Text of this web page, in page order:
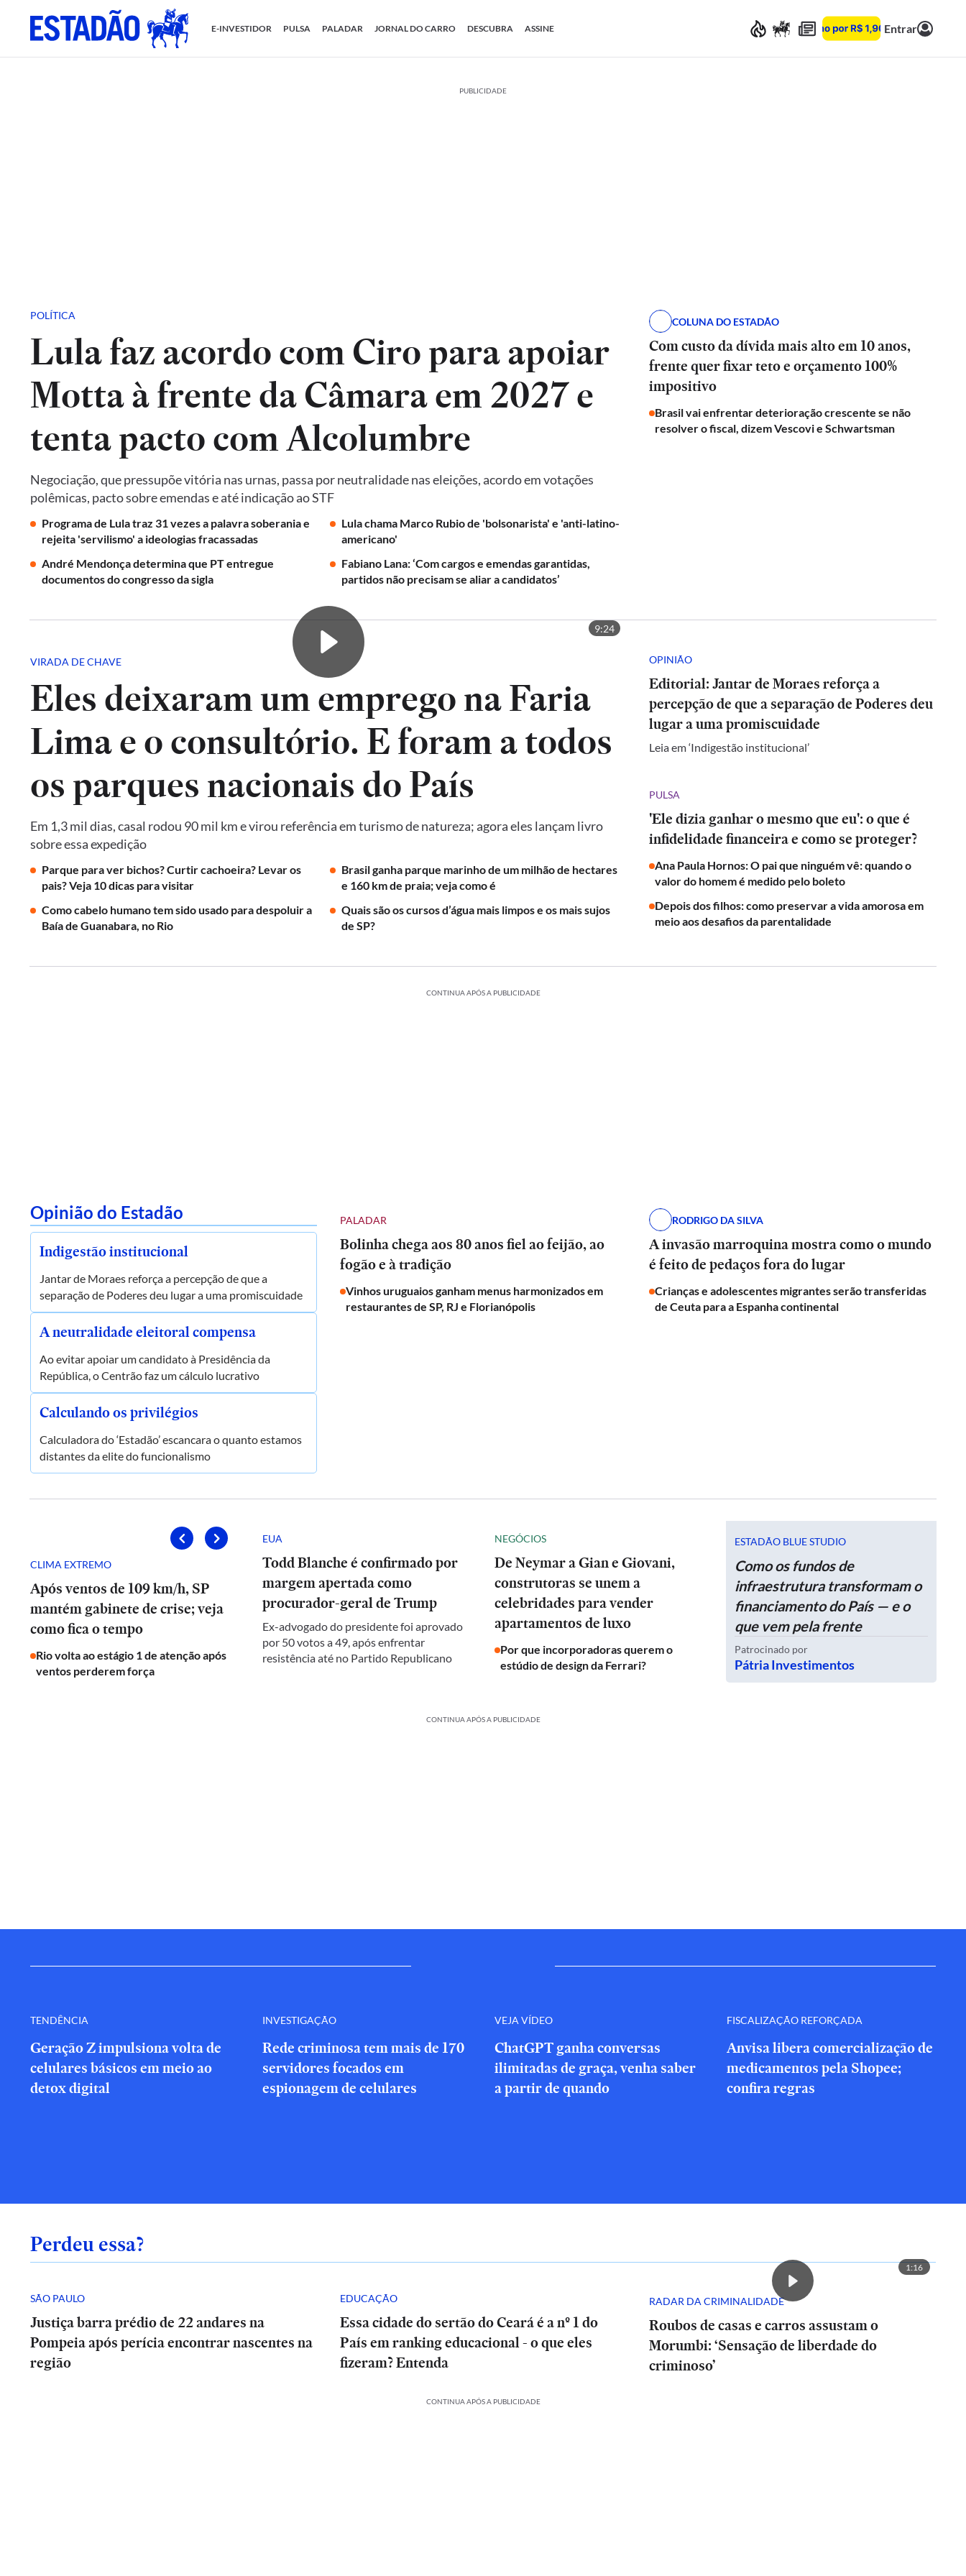
E-INVESTIDOR PULSA PALADAR JORNAL DO CARRO DESCUBRA ASSINE Entrar
PUBLICIDADE
POLÍTICA
Lula faz acordo com Ciro para apoiar
Motta à frente da Câmara em 2027 e
tenta pacto com Alcolumbre
Negociação, que pressupõe vitória nas urnas, passa por neutralidade nas eleições, acordo em votações
polêmicas, pacto sobre emendas e até indicação ao STF
Programa de Lula traz 31 vezes a palavra soberania e
rejeita 'servilismo' a ideologias fracassadas
Lula chama Marco Rubio de 'bolsonarista' e 'anti-latino-
americano'
André Mendonça determina que PT entregue
documentos do congresso da sigla
Fabiano Lana: ‘Com cargos e emendas garantidas,
partidos não precisam se aliar a candidatos’
COLUNA DO ESTADÃO
Com custo da dívida mais alto em 10 anos,
frente quer fixar teto e orçamento 100%
impositivo
Brasil vai enfrentar deterioração crescente se não
resolver o fiscal, dizem Vescovi e Schwartsman
9:24
VIRADA DE CHAVE
Eles deixaram um emprego na Faria
Lima e o consultório. E foram a todos
os parques nacionais do País
Em 1,3 mil dias, casal rodou 90 mil km e virou referência em turismo de natureza; agora eles lançam livro
sobre essa expedição
Parque para ver bichos? Curtir cachoeira? Levar os
pais? Veja 10 dicas para visitar
Brasil ganha parque marinho de um milhão de hectares
e 160 km de praia; veja como é
Como cabelo humano tem sido usado para despoluir a
Baía de Guanabara, no Rio
Quais são os cursos d’água mais limpos e os mais sujos
de SP?
OPINIÃO
Editorial: Jantar de Moraes reforça a
percepção de que a separação de Poderes deu
lugar a uma promiscuidade
Leia em ‘Indigestão institucional’
PULSA
'Ele dizia ganhar o mesmo que eu': o que é
infidelidade financeira e como se proteger?
Ana Paula Hornos: O pai que ninguém vê: quando o
valor do homem é medido pelo boleto
Depois dos filhos: como preservar a vida amorosa em
meio aos desafios da parentalidade
CONTINUA APÓS A PUBLICIDADE
Opinião do Estadão
Indigestão institucional
Jantar de Moraes reforça a percepção de que a
separação de Poderes deu lugar a uma promiscuidade
A neutralidade eleitoral compensa
Ao evitar apoiar um candidato à Presidência da
República, o Centrão faz um cálculo lucrativo
Calculando os privilégios
Calculadora do ‘Estadão’ escancara o quanto estamos
distantes da elite do funcionalismo
PALADAR
Bolinha chega aos 80 anos fiel ao feijão, ao
fogão e à tradição
Vinhos uruguaios ganham menus harmonizados em
restaurantes de SP, RJ e Florianópolis
RODRIGO DA SILVA
A invasão marroquina mostra como o mundo
é feito de pedaços fora do lugar
Crianças e adolescentes migrantes serão transferidas
de Ceuta para a Espanha continental
CLIMA EXTREMO
Após ventos de 109 km/h, SP
mantém gabinete de crise; veja
como fica o tempo
Rio volta ao estágio 1 de atenção após
ventos perderem força
EUA
Todd Blanche é confirmado por
margem apertada como
procurador-geral de Trump
Ex-advogado do presidente foi aprovado
por 50 votos a 49, após enfrentar
resistência até no Partido Republicano
NEGÓCIOS
De Neymar a Gian e Giovani,
construtoras se unem a
celebridades para vender
apartamentos de luxo
Por que incorporadoras querem o
estúdio de design da Ferrari?
ESTADÃO BLUE STUDIO
Como os fundos de
infraestrutura transformam o
financiamento do País — e o
que vem pela frente
Patrocinado por
Pátria Investimentos
CONTINUA APÓS A PUBLICIDADE
TENDÊNCIA
Geração Z impulsiona volta de
celulares básicos em meio ao
detox digital
INVESTIGAÇÃO
Rede criminosa tem mais de 170
servidores focados em
espionagem de celulares
VEJA VÍDEO
ChatGPT ganha conversas
ilimitadas de graça, venha saber
a partir de quando
FISCALIZAÇÃO REFORÇADA
Anvisa libera comercialização de
medicamentos pela Shopee;
confira regras
Perdeu essa?
SÃO PAULO
Justiça barra prédio de 22 andares na
Pompeia após perícia encontrar nascentes na
região
EDUCAÇÃO
Essa cidade do sertão do Ceará é a nº 1 do
País em ranking educacional - o que eles
fizeram? Entenda
1:16
RADAR DA CRIMINALIDADE
Roubos de casas e carros assustam o
Morumbi: ‘Sensação de liberdade do
criminoso’
CONTINUA APÓS A PUBLICIDADE